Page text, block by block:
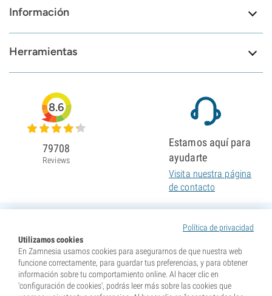
Información
Herramientas
Política de privacidad
Utilizamos cookies
En Zamnesia usamos cookies para asegurarnos de que nuestra web
funcione correctamente, para guardar tus preferencias, y para obtener
información sobre tu comportamiento online. Al hacer clic en
'configuración de cookies', podrás leer más sobre las cookies que
8.6
79708
Reviews
Estamos aquí para
ayudarte
Visita nuestra página
de contacto